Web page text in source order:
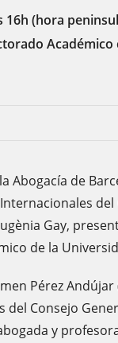
16h (hora
Abogacía de
Gay,
de la
Pérez Andújar
Consejo
y